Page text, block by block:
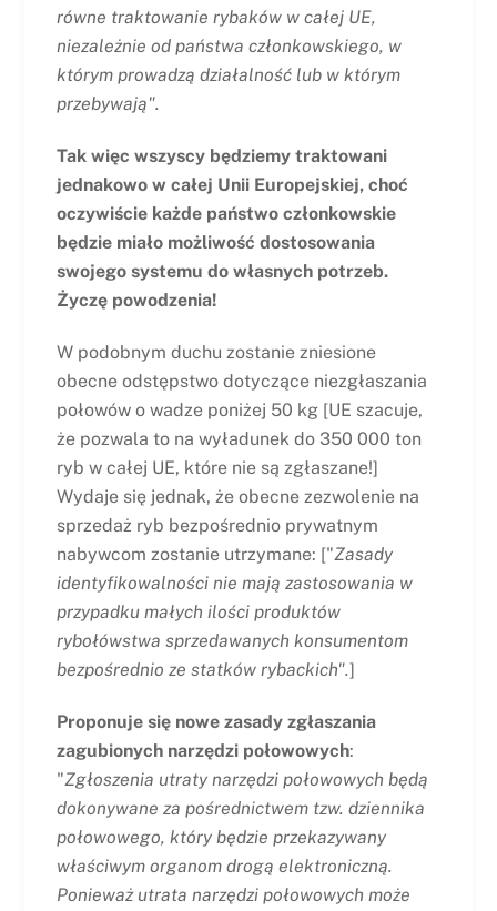
równe traktowanie rybaków w całej UE,
niezależnie od państwa członkowskiego, w
którym prowadzą działalność lub w którym
przebywają".
Tak więc wszyscy będziemy traktowani
jednakowo w całej Unii Europejskiej, choć
oczywiście każde państwo członkowskie
będzie miało możliwość dostosowania
swojego systemu do własnych potrzeb.
Życzę powodzenia!
W podobnym duchu zostanie zniesione
obecne odstępstwo dotyczące niezgłaszania
połowów o wadze poniżej 50 kg [UE szacuje,
że pozwala to na wyładunek do 350 000 ton
ryb w całej UE, które nie są zgłaszane!]
Wydaje się jednak, że obecne zezwolenie na
sprzedaż ryb bezpośrednio prywatnym
nabywcom zostanie utrzymane: ["Zasady
identyfikowalności nie mają zastosowania w
przypadku małych ilości produktów
rybołówstwa sprzedawanych konsumentom
bezpośrednio ze statków rybackich".]
Proponuje się nowe zasady zgłaszania
zagubionych narzędzi połowowych:
"Zgłoszenia utraty narzędzi połowowych będą
dokonywane za pośrednictwem tzw. dziennika
połowowego, który będzie przekazywany
właściwym organom drogą elektroniczną.
Ponieważ utrata narzędzi połowowych może